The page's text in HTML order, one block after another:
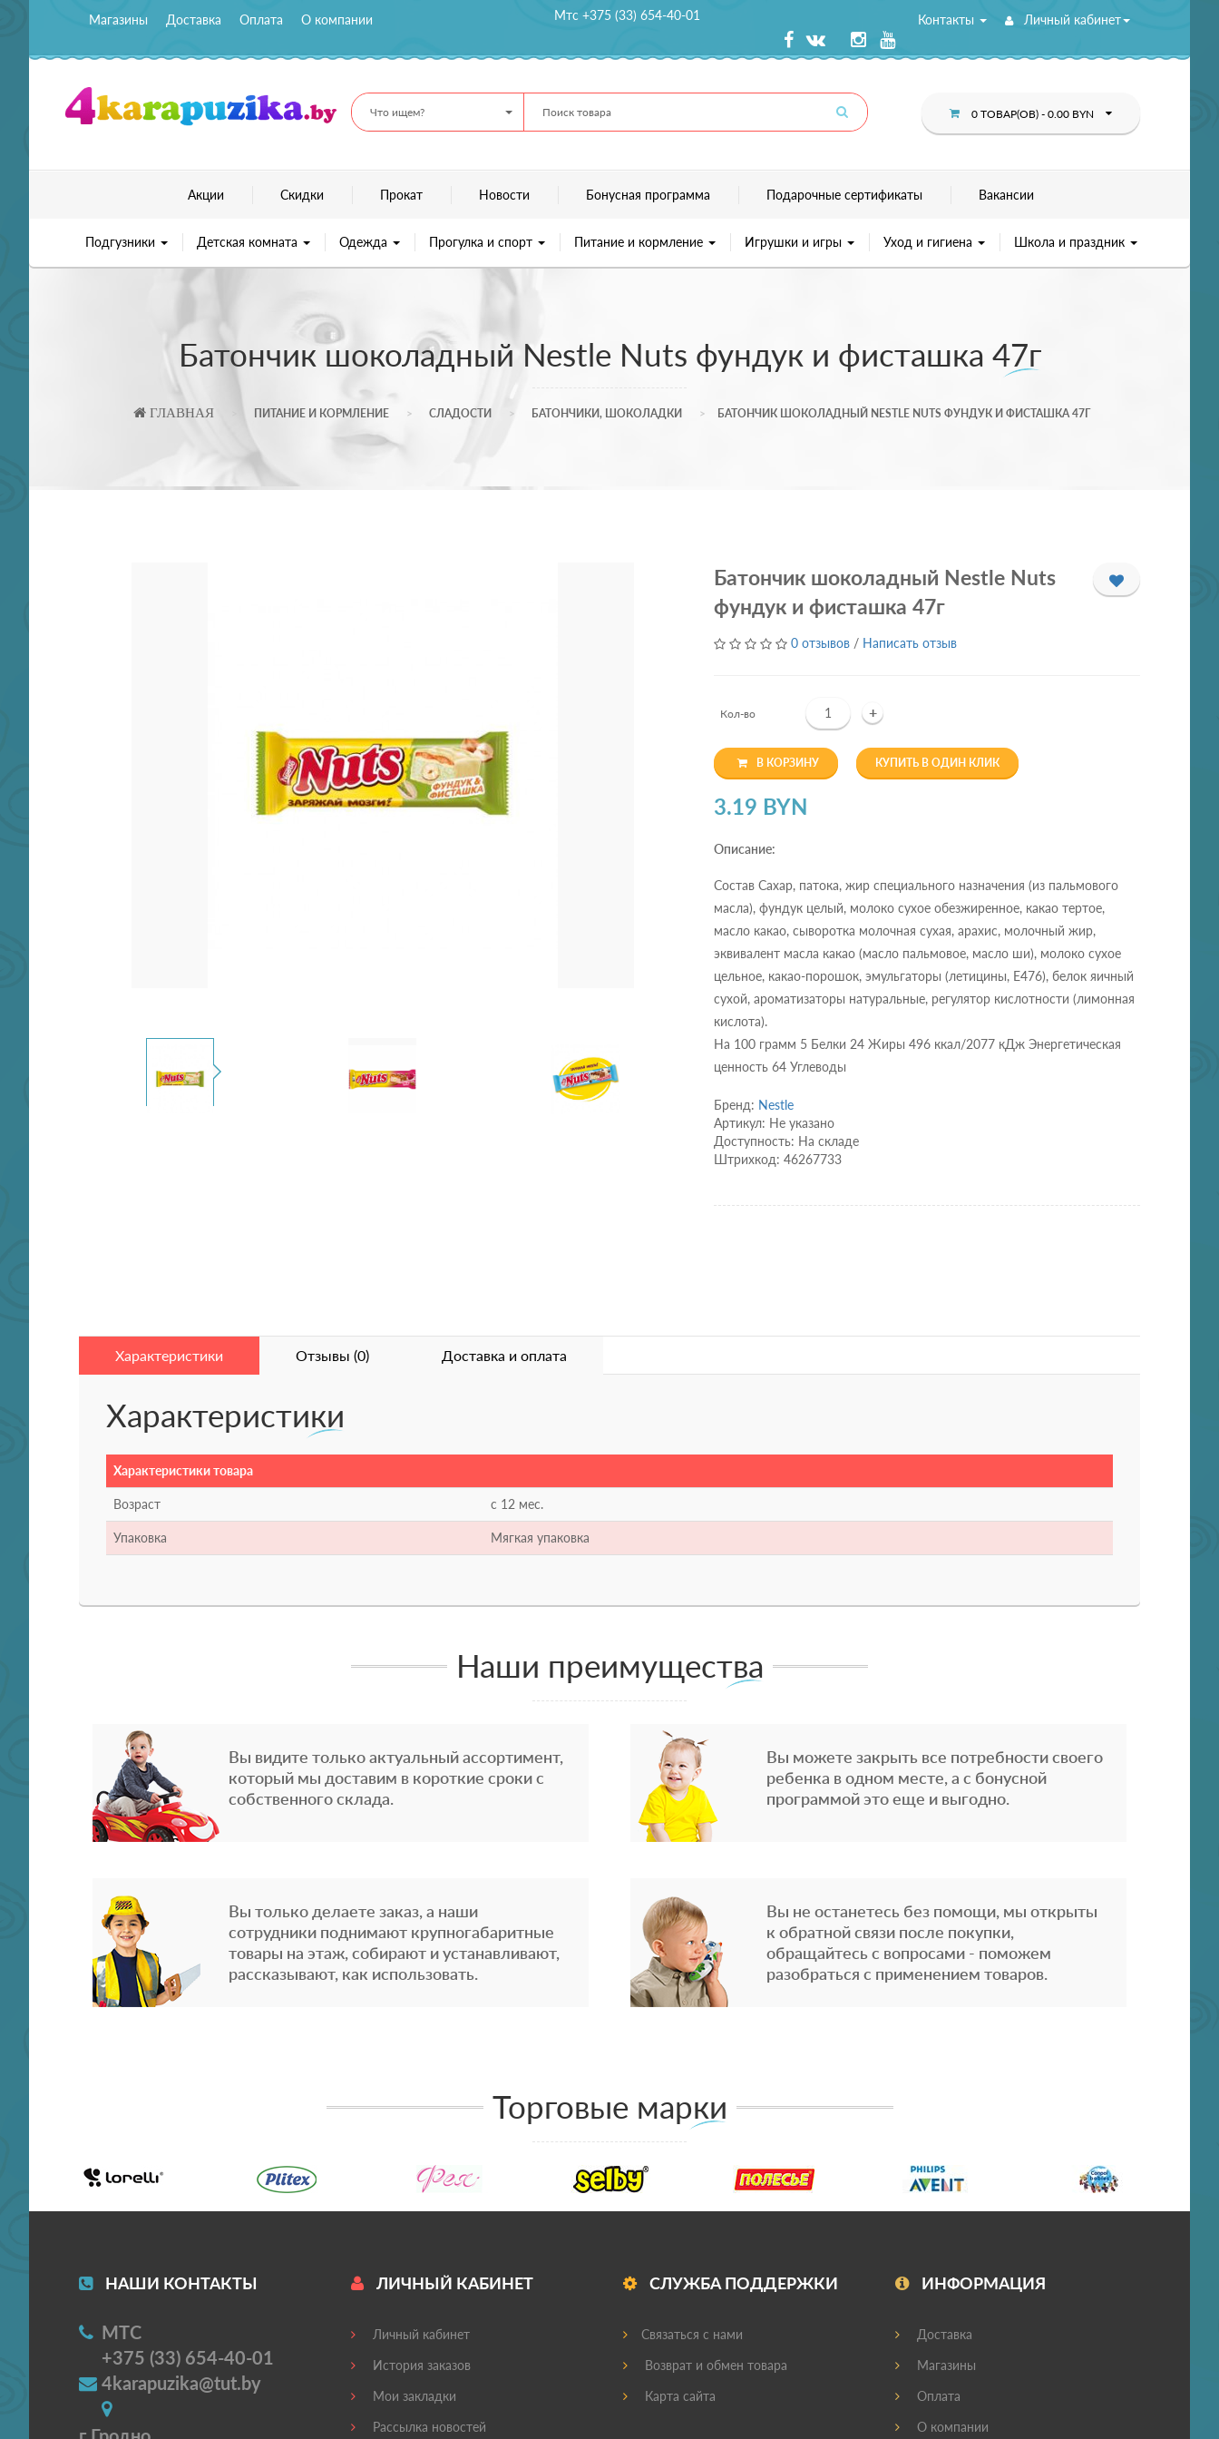
Магазины Доставка Оплата О компании Мтс +375 (33) 654-40-01 Контакты Личный кабинет
Что ищем? 0 ТОВАР(ОВ) - 0.00 BYN
Акции Скидки Прокат Новости Бонусная программа Подарочные сертификаты Вакансии
Подгузники Детская комната Одежда Прогулка и спорт Питание и кормление Игрушки и игры Уход и гигиена Школа и праздник
Батончик шоколадный Nestle Nuts фундук и фисташка 47г
ГЛАВНАЯ ПИТАНИЕ И КОРМЛЕНИЕ СЛАДОСТИ БАТОНЧИКИ, ШОКОЛАДКИ БАТОНЧИК ШОКОЛАДНЫЙ NESTLE NUTS ФУНДУК И ФИСТАШКА 47Г
Батончик шоколадный Nestle Nuts
фундук и фисташка 47г
0 отзывов / Написать отзыв
Кол-во +
В КОРЗИНУ КУПИТЬ В ОДИН КЛИК
3.19 BYN
Описание:
Состав Сахар, патока, жир специального назначения (из пальмового
масла), фундук целый, молоко сухое обезжиренное, какао тертое,
масло какао, сыворотка молочная сухая, арахис, молочный жир,
эквивалент масла какао (масло пальмовое, масло ши), молоко сухое
цельное, какао-порошок, эмульгаторы (летицины, E476), белок яичный
сухой, ароматизаторы натуральные, регулятор кислотности (лимонная
кислота).
На 100 грамм 5 Белки 24 Жиры 496 ккал/2077 кДж Энергетическая
ценность 64 Углеводы
Бренд: Nestle
Артикул: Не указано
Доступность: На складе
Штрихкод: 46267733
Характеристики Отзывы (0) Доставка и оплата
Характеристики
Характеристики товара
Возраст с 12 мес.
Упаковка Мягкая упаковка
Наши преимущества
Вы видите только актуальный ассортимент,
который мы доставим в короткие сроки с
собственного склада.
Вы можете закрыть все потребности своего
ребенка в одном месте, а с бонусной
программой это еще и выгодно.
Вы только делаете заказ, а наши
сотрудники поднимают крупногабаритные
товары на этаж, собирают и устанавливают,
рассказывают, как использовать.
Вы не останетесь без помощи, мы открыты
к обратной связи после покупки,
обращайтесь с вопросами - поможем
разобраться с применением товаров.
Торговые марки
НАШИ КОНТАКТЫ
МТС
+375 (33) 654-40-01
4karapuzika@tut.by
ЛИЧНЫЙ КАБИНЕТ
Личный кабинет
История заказов
Мои закладки
Рассылка новостей
СЛУЖБА ПОДДЕРЖКИ
Связаться с нами
Возврат и обмен товара
Карта сайта
ИНФОРМАЦИЯ
Доставка
Магазины
Оплата
О компании